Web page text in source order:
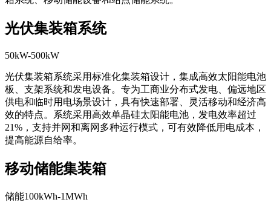
光伏集装箱系统
50kW-500kW
光伏集装箱系统采用标准化集装箱设计，集成高效太阳能电池
板、支架系统和发电设备。专为工商业分布式发电、偏远地区
供电和临时用电场景设计，具有快速部署、灵活移动和经济高
效的特点。系统采用高效单晶硅太阳能电池，发电效率超过
21%，支持并网和离网多种运行模式，可有效降低用电成本，
提高能源自给率。
移动储能集装箱
储能100kWh-1MWh